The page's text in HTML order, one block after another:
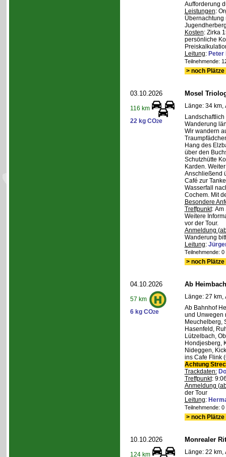
Aufforderung
Leistungen:
Übernachtung
Kosten: Zirka
persönliche
Leitung: Peter
Teilnehmende:
> noch
03.10.2026
116 km
22 kg CO2e
Mosel
Länge: 34 km,
Wanderung
Wir wandern
Hang des
über den
Schutzhütte
Karden.
Anschließend
Café zur
Wasserfall
Cochem. Mit
Besondere
Treffpunkt: Am
Weitere
vor der Tour.
Anmeldung
Wanderung
Leitung:
Teilnehmende:
> noch
04.10.2026
57 km
6 kg CO2e
Ab
Länge: 27 km,
Ab Bahnhof
und Unwegen
Meuchelberg,
Hasenfeld,
Lützelbach,
Hondjesberg,
Nideggen,
ins Cafe Flink
Achtung
Trackdaten:
Treffpunkt:
Anmeldung
der Tour
Leitung:
Teilnehmende:
> noch
10.10.2026
124 km
Monrealer
Länge: 22 km,